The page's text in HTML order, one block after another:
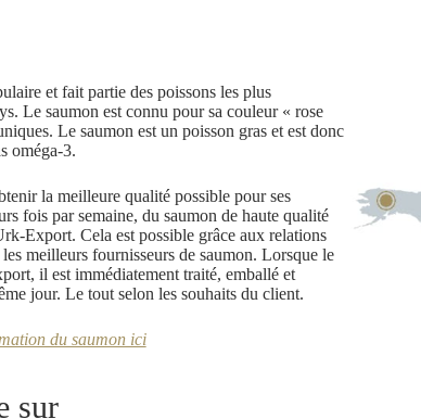
et fait partie des poissons les plus
Le saumon est connu pour sa couleur « rose
Le saumon est un poisson gras et est donc
oméga-3.
la meilleure qualité possible pour ses
fois par semaine, du saumon de haute qualité
Export. Cela est possible grâce aux relations
meilleurs fournisseurs de saumon. Lorsque le
il est immédiatement traité, emballé et
jour. Le tout selon les souhaits du client.
du saumon ici
sur